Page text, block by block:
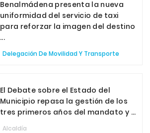
Benalmádena presenta la nueva
uniformidad del servicio de taxi
para reforzar la imagen del destino
...
Delegación De Movilidad Y Transporte
El Debate sobre el Estado del
Municipio repasa la gestión de los
tres primeros años del mandato y ...
Alcaldía